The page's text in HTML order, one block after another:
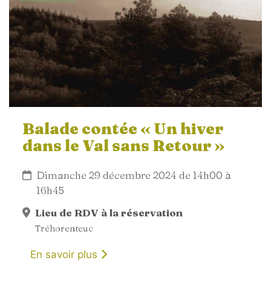
Balade contée « Un hiver
dans le Val sans Retour »
Dimanche 29 décembre 2024 de 14h00 à
16h45
Lieu de RDV à la réservation
Tréhorenteuc
En savoir plus